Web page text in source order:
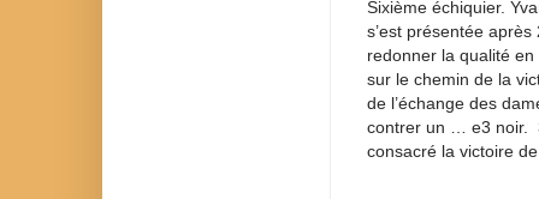
Sixième échiquier.
s’est présentée
redonner la qualité
sur le chemin de la
de l’échange des
contrer un … e3 noir.
consacré la victoire